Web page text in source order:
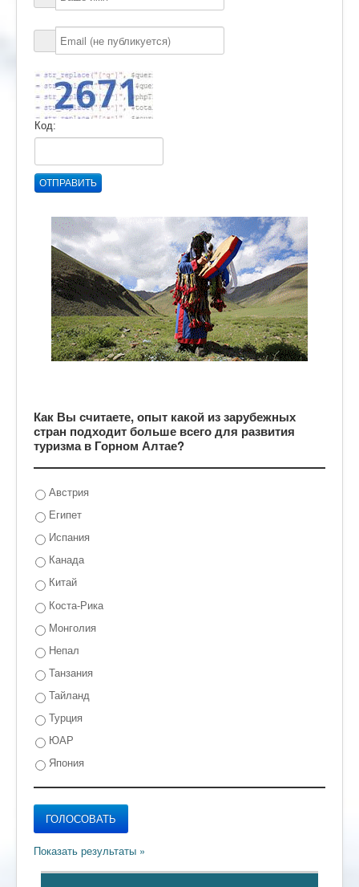
Код:
ОТПРАВИТЬ
Как Вы считаете, опыт какой из зарубежных
стран подходит больше всего для развития
туризма в Горном Алтае?
Австрия
Египет
Испания
Канада
Китай
Коста-Рика
Монголия
Непал
Танзания
Тайланд
Турция
ЮАР
Япония